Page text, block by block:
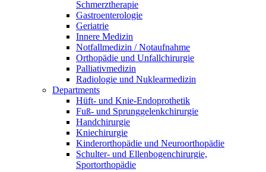
Schmerztherapie
Gastroenterologie
Geriatrie
Innere Medizin
Notfallmedizin / Notaufnahme
Orthopädie und Unfallchirurgie
Palliativmedizin
Radiologie und Nuklearmedizin
Departments
Hüft- und Knie-Endoprothetik
Fuß- und Sprunggelenkchirurgie
Handchirurgie
Kniechirurgie
Kinderorthopädie und Neuroorthopädie
Schulter- und Ellenbogenchirurgie,
Sportorthopädie